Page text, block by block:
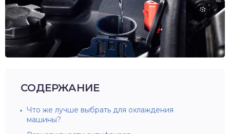
СОДЕРЖАНИЕ
Что же лучше выбрать для охлаждения
машины?